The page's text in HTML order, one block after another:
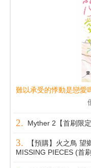
難以承受的悸動是戀愛
Myther 2【首刷限定
【預購】火之鳥
MISSING PIECES (首